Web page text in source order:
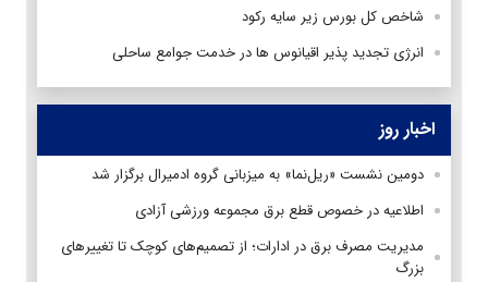
شاخص کل بورس زیر سایه رکود
انرژی تجدید پذیر اقیانوس ها در خدمت جوامع ساحلی
اخبار روز
دومین نشست «ریل‌نما» به میزبانی گروه ادمیرال برگزار شد
اطلاعیه در خصوص قطع برق مجموعه ورزشی آزادی
مدیریت مصرف برق در ادارات؛ از تصمیم‌های کوچک تا تغییرهای
بزرگ